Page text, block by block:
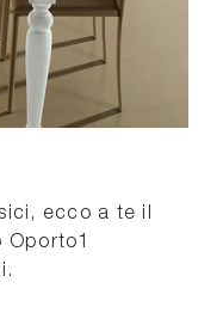
ecco a te il